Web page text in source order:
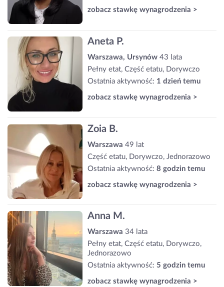
zobacz stawkę wynagrodzenia >
Aneta P.
Warszawa, Ursynów 43 lata
Pełny etat, Część etatu, Dorywczo
Ostatnia aktywność: 1 dzień temu
zobacz stawkę wynagrodzenia >
Zoia B.
Warszawa 49 lat
Część etatu, Dorywczo, Jednorazowo
Ostatnia aktywność: 8 godzin temu
zobacz stawkę wynagrodzenia >
Anna M.
Warszawa 34 lata
Pełny etat, Część etatu, Dorywczo,
Jednorazowo
Ostatnia aktywność: 5 godzin temu
zobacz stawkę wynagrodzenia >